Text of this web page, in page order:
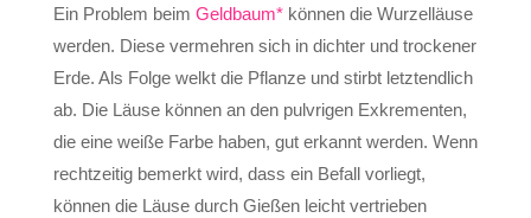
Ein Problem beim Geldbaum*können die Wurzelläuse
werden. Diese vermehren sich in dichter und trockener
Erde. Als Folge welkt die Pflanze und stirbt letztendlich
ab. Die Läuse können an den pulvrigen Exkrementen,
die eine weiße Farbe haben, gut erkannt werden. Wenn
rechtzeitig bemerkt wird, dass ein Befall vorliegt,
können die Läuse durch Gießen leicht vertrieben